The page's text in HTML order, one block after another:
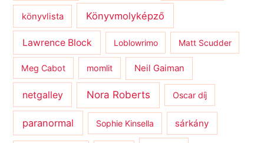
könyvlista Könyvmolyképző
Lawrence Block Loblowrimo Matt Scudder
Meg Cabot momlit Neil Gaiman
netgalley Nora Roberts Oscar díj
paranormal Sophie Kinsella sárkány